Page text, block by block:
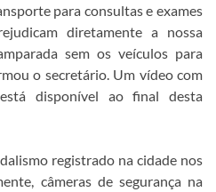
para consultas e exames
diretamente a nossa
sem os veículos para
o secretário. Um vídeo com
disponível ao final desta
registrado na cidade nos
câmeras de segurança na